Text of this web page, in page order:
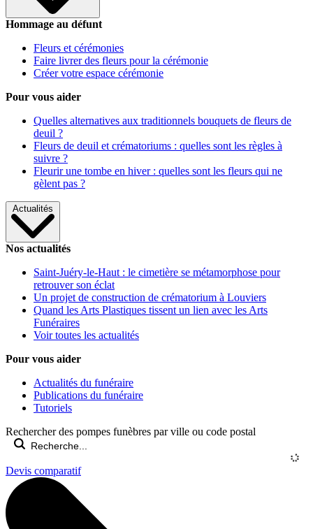
Hommage au défunt
Fleurs et cérémonies
Faire livrer des fleurs pour la cérémonie
Créer votre espace cérémonie
Pour vous aider
Quelles alternatives aux traditionnels bouquets de fleurs de
deuil ?
Fleurs de deuil et crématoriums : quelles sont les règles à
suivre ?
Fleurir une tombe en hiver : quelles sont les fleurs qui ne
gèlent pas ?
Actualités
Nos actualités
Saint-Juéry-le-Haut : le cimetière se métamorphose pour
retrouver son éclat
Un projet de construction de crématorium à Louviers
Quand les Arts Plastiques tissent un lien avec les Arts
Funéraires
Voir toutes les actualités
Pour vous aider
Actualités du funéraire
Publications du funéraire
Tutoriels
Rechercher des pompes funèbres par ville ou code postal
Devis comparatif